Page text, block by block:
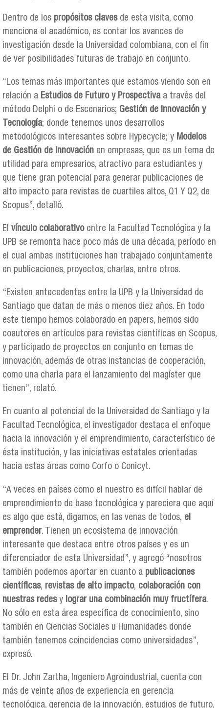
Dentro de los propósitos clavesde esta visita, como
menciona el académico, es contar los avances de
investigación desde la Universidad colombiana, con el fin
de ver posibilidades futuras de trabajo en conjunto.
“Los temas más importantes que estamos viendo son en
relación a Estudios de Futuro y Prospectivaa través del
método Delphi o de Escenarios; Gestión de Innovación y
Tecnología; donde tenemos unos desarrollos
metodológicos interesantes sobre Hypecycle; y Modelos
de Gestión de Innovación en empresas, que es un tema de
utilidad para empresarios, atractivo para estudiantes y
que tiene gran potencial para generar publicaciones de
alto impacto para revistas de cuartiles altos, Q1 Y Q2, de
Scopus”, detalló.
El vínculo colaborativo entre la Facultad Tecnológica y la
UPB se remonta hace poco más de una década, período en
el cual ambas instituciones han trabajado conjuntamente
en publicaciones, proyectos, charlas, entre otros.
“Existen antecedentes entre la UPB y la Universidad de
Santiago que datan de más o menos diez años. En todo
este tiempo hemos colaborado en papers, hemos sido
coautores en artículos para revistas científicas en Scopus,
y participado de proyectos en conjunto en temas de
innovación, además de otras instancias de cooperación,
como una charla para el lanzamiento del magíster que
tienen”, relató.
En cuanto al potencial de la Universidad de Santiago y la
Facultad Tecnológica, el investigador destaca el enfoque
hacia la innovación y el emprendimiento, característico de
ésta institución, y las iniciativas estatales orientadas
hacia estas áreas como Corfo o Conicyt.
“A veces en países como el nuestro es difícil hablar de
emprendimiento de base tecnológica y pareciera que aquí
es algo que está, digamos, en las venas de todos, el
emprender. Tienen un ecosistema de innovación
interesante que destaca entre otros países y es un
diferenciador de esta Universidad”, y agregó “nosotros
también podemos aportar en cuanto a publicaciones
científicas, revistas de alto impacto, colaboración con
nuestras redesy lograr una combinación muy fructífera.
No sólo en esta área específica de conocimiento, sino
también en Ciencias Sociales u Humanidades donde
también tenemos coincidencias como universidades”,
expresó.
El Dr. John Zartha, Ingeniero Agroindustrial, cuenta con
más de veinte años de experiencia en gerencia
tecnológica, gerencia de la innovación, estudios de futuro,